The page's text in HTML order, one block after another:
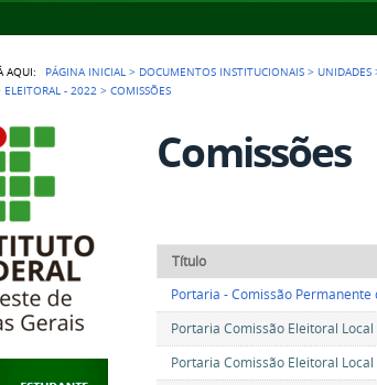
AQUI: PÁGINA INICIAL > DOCUMENTOS INSTITUCIONAIS > UNIDADES
ELEITORAL - 2022 >COMISSÕES
Comissões
Título
Portaria - Comissão Permanente
Portaria Comissão Eleitoral
Portaria Comissão Eleitoral Local